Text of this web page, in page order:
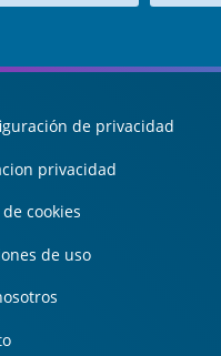
de privacidad
privacidad
cookies
de uso